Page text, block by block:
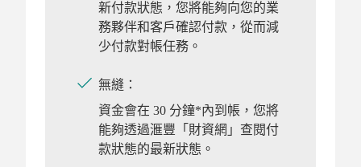
新付款狀態，您將能夠向您的業
務夥伴和客戶確認付款，從而減
少付款對帳任務。
無縫：
資金會在 30 分鐘*內到帳，您將
能夠透過滙豐「財資網」查閱付
款狀態的最新狀態。